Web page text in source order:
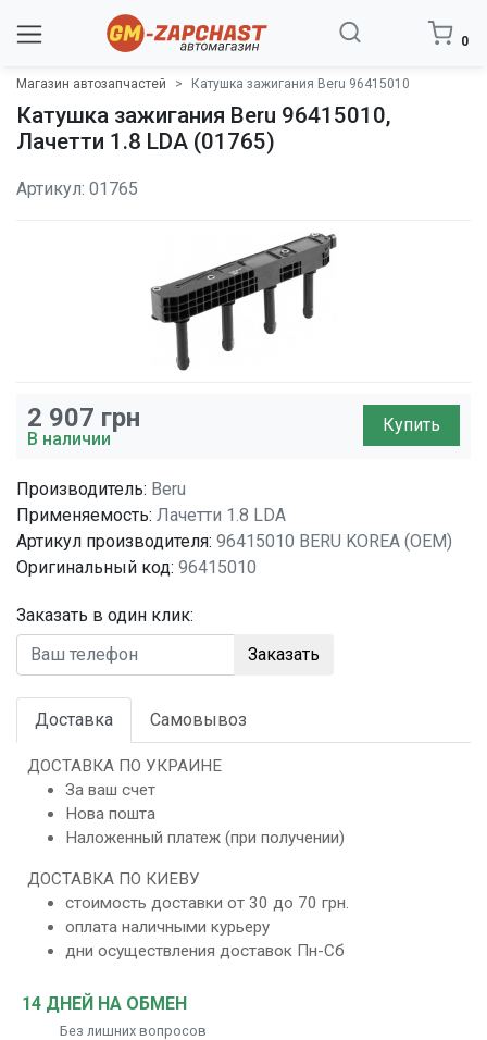
0
Магазин автозапчастей Катушка зажигания Beru 96415010
Катушка зажигания Beru 96415010,
Лачетти 1.8 LDA (01765)
Артикул: 01765
2 907 грн
В наличии
Купить
Производитель: Beru
Применяемость: Лачетти 1.8 LDA
Артикул производителя: 96415010 BERU KOREA (OEM)
Оригинальный код: 96415010
Заказать в один клик:
Заказать
Доставка Самовывоз
ДОСТАВКА ПО УКРАИНЕ
За ваш счет
Нова пошта
Наложенный платеж (при получении)
ДОСТАВКА ПО КИЕВУ
стоимость доставки от 30 до 70 грн.
оплата наличными курьеру
дни осуществления доставок Пн-Сб
14 ДНЕЙ НА ОБМЕН
Без лишних вопросов